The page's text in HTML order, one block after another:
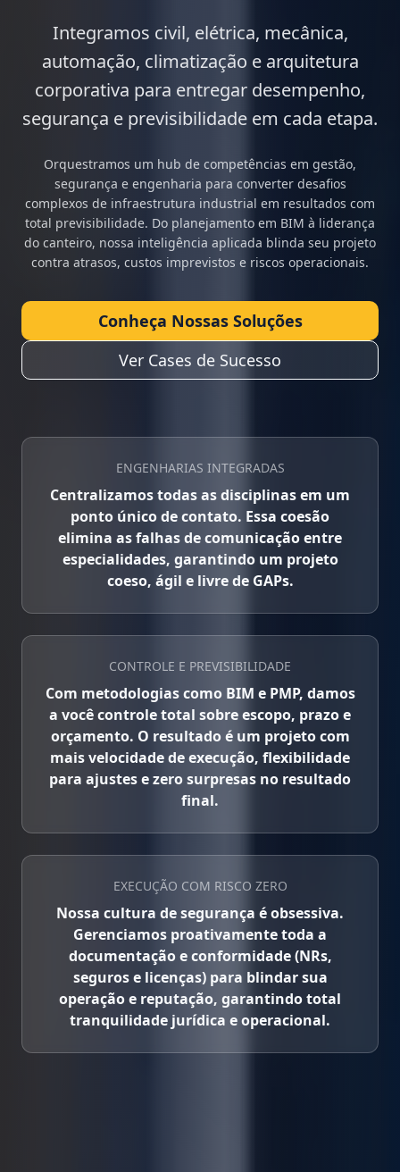
Integramos civil, elétrica, mecânica,
automação, climatização e arquitetura
corporativa para entregar desempenho,
segurança e previsibilidade em cada etapa.
Orquestramos um hub de competências em gestão,
segurança e engenharia para converter desafios
complexos de infraestrutura industrial em resultados com
total previsibilidade. Do planejamento em BIM à liderança
do canteiro, nossa inteligência aplicada blinda seu projeto
contra atrasos, custos imprevistos e riscos operacionais.
Conheça Nossas Soluções
Ver Cases de Sucesso
ENGENHARIAS INTEGRADAS
Centralizamos todas as disciplinas em um
ponto único de contato. Essa coesão
elimina as falhas de comunicação entre
especialidades, garantindo um projeto
coeso, ágil e livre de GAPs.
CONTROLE E PREVISIBILIDADE
Com metodologias como BIM e PMP, damos
a você controle total sobre escopo, prazo e
orçamento. O resultado é um projeto com
mais velocidade de execução, flexibilidade
para ajustes e zero surpresas no resultado
final.
EXECUÇÃO COM RISCO ZERO
Nossa cultura de segurança é obsessiva.
Gerenciamos proativamente toda a
documentação e conformidade (NRs,
seguros e licenças) para blindar sua
operação e reputação, garantindo total
tranquilidade jurídica e operacional.